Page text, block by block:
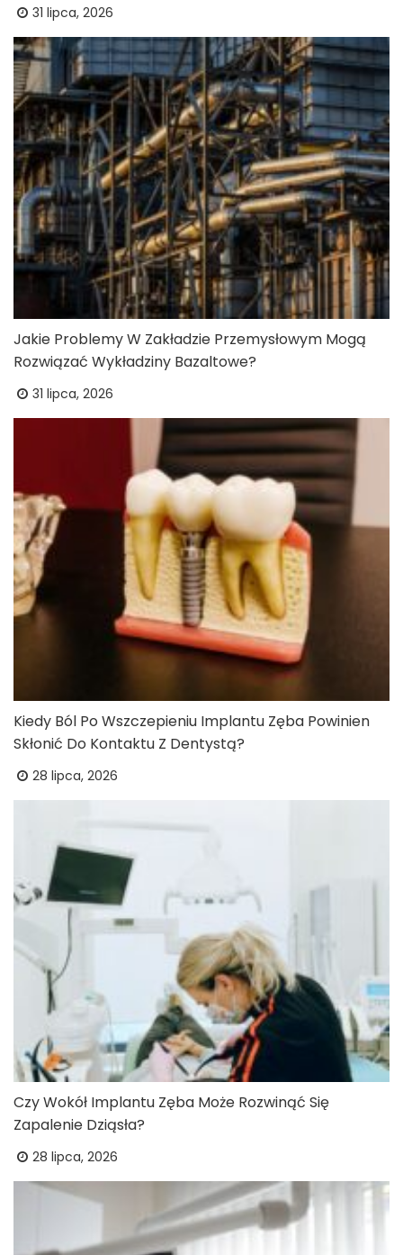
31 lipca, 2026
Jakie Problemy W Zakładzie Przemysłowym Mogą
Rozwiązać Wykładziny Bazaltowe?
31 lipca, 2026
Kiedy Ból Po Wszczepieniu Implantu Zęba Powinien
Skłonić Do Kontaktu Z Dentystą?
28 lipca, 2026
Czy Wokół Implantu Zęba Może Rozwinąć Się
Zapalenie Dziąsła?
28 lipca, 2026